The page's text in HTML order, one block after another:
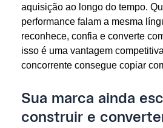
aquisição ao longo do tempo.
performance falam a mesma
reconhece, confia e converte
isso é uma vantagem
concorrente consegue copiar
Sua marca ainda
construir e